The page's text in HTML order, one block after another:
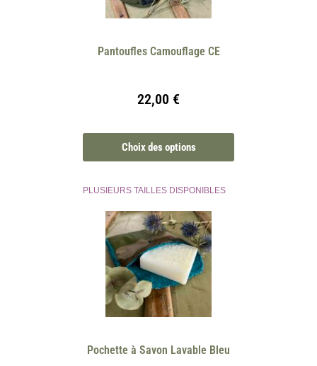
Pantoufles Camouflage CE
22,00 €
Choix des options
PLUSIEURS TAILLES DISPONIBLES
Pochette à Savon Lavable Bleu